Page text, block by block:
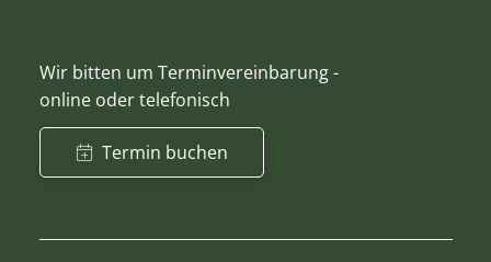
Wir bitten um Terminvereinbarung -
online oder telefonisch
Termin buchen